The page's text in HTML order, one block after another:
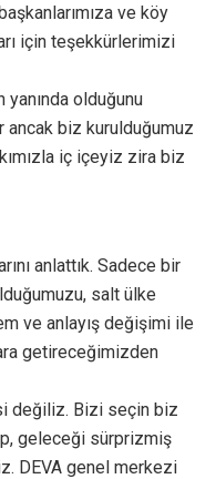
ve köy
için teşekkürlerimizi
olduğunu
ancak biz kurulduğumuz
iç içeyiz zira biz
anlattık. Sadece bir
salt ülke
ve anlayış değişimi ile
getireceğimizden
değiliz. Bizi seçin biz
geleceği sürprizmiş
DEVA genel merkezi